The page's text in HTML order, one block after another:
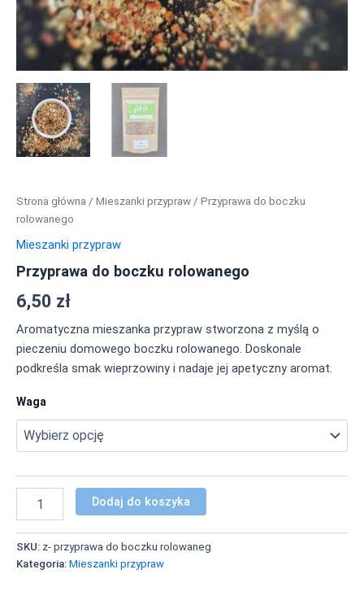
Strona główna / Mieszanki przypraw / Przyprawa do boczku
rolowanego
Mieszanki przypraw
Przyprawa do boczku rolowanego
6,50 zł
Aromatyczna mieszanka przypraw stworzona z myślą o
pieczeniu domowego boczku rolowanego. Doskonale
podkreśla smak wieprzowiny i nadaje jej apetyczny aromat.
Waga
Dodaj do koszyka
SKU: z- przyprawa do boczku rolowaneg
Kategoria: Mieszanki przypraw